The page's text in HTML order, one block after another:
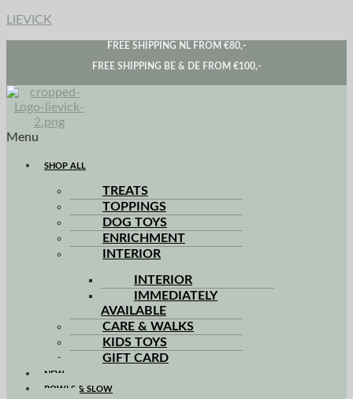
LIEVICK
FREE SHIPPING NL FROM €80,-
FREE SHIPPING BE & DE FROM €100,-
Menu
SHOP ALL
TREATS
TOPPINGS
DOG TOYS
ENRICHMENT
INTERIOR
INTERIOR
IMMEDIATELY
AVAILABLE
CARE & WALKS
KIDS TOYS
GIFT CARD
NEW
BOWLS & SLOW